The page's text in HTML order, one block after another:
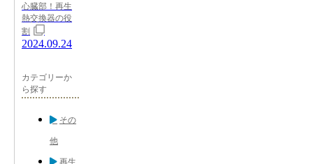
心臓部！再生
熱交換器の役
割
2024.09.24
カテゴリーか
ら探す
その
他
再生